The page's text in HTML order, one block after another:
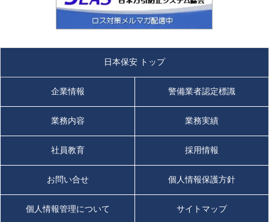
日本保安 トップ
企業情報 警備業者認定標識
業務内容 業務実績
社員教育 採用情報
お問い合せ 個人情報保護方針
個人情報管理について サイトマップ